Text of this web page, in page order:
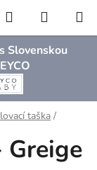
Slovenskou
Hledat
KOŠÍK
taška /
Greige